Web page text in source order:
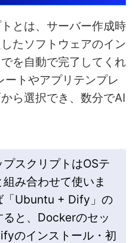
とは、サーバー作成時
たソフトウェアのイン
を自動で完了してくれ
ートやアプリテンプレ
ら選択でき、数分でAI
スクリプトはOSテ
み合わせて使いま
「Ubuntu + Dify」の
ると、Dockerのセッ
のインストール・初